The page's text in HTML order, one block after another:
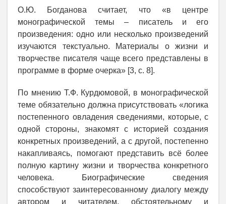
О.Ю. Богданова считает, что «в центре
монографической темы – писатель и его
произведения: одно или несколько произведений
изучаются текстуально. Материалы о жизни и
творчестве писателя чаще всего представлены в
программе в форме очерка» [3, с. 8].
По мнению Т.Ф. Курдюмовой, в монографической
теме обязательно должна присутствовать «логика
постепенного овладения сведениями, которые, с
одной стороны, знакомят с историей создания
конкретных произведений, а с другой, постепенно
накапливаясь, помогают представить всё более
полную картину жизни и творчества конкретного
человека. Биографические сведения
способствуют заинтересованному диалогу между
автором и читателем, обстоятельному и